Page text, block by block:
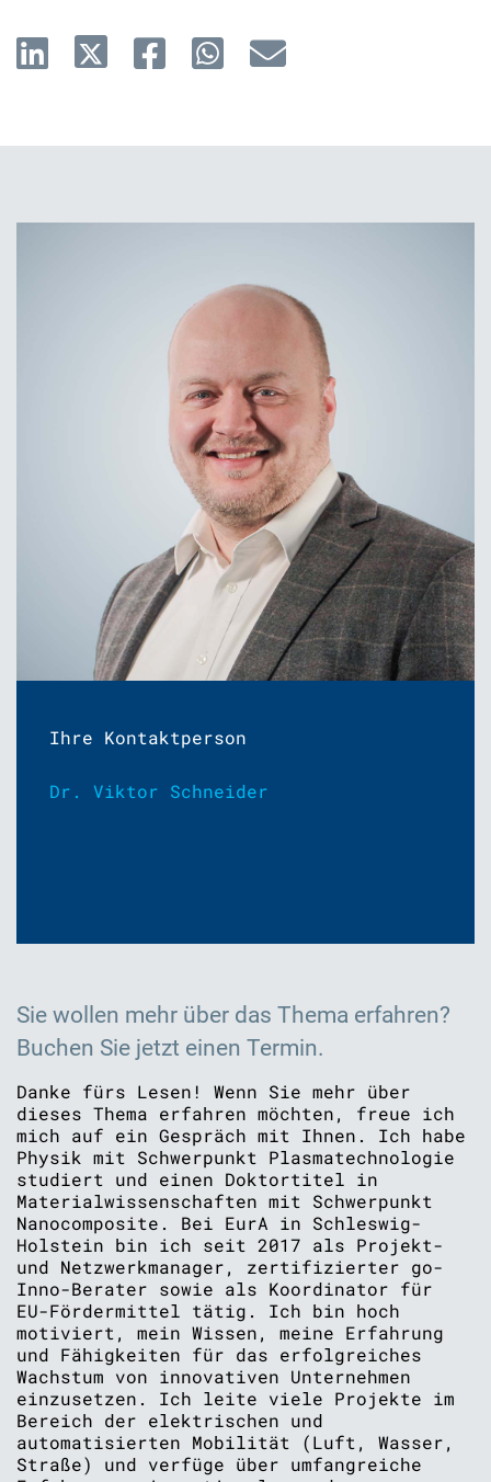
Ihre Kontaktperson
Dr. Viktor Schneider
Sie wollen mehr über das Thema erfahren?
Buchen Sie jetzt einen Termin.
Danke fürs Lesen! Wenn Sie mehr über
dieses Thema erfahren möchten, freue ich
mich auf ein Gespräch mit Ihnen. Ich habe
Physik mit Schwerpunkt Plasmatechnologie
studiert und einen Doktortitel in
Materialwissenschaften mit Schwerpunkt
Nanocomposite. Bei EurA in Schleswig-
Holstein bin ich seit 2017 als Projekt-
und Netzwerkmanager, zertifizierter go-
Inno-Berater sowie als Koordinator für
EU-Fördermittel tätig. Ich bin hoch
motiviert, mein Wissen, meine Erfahrung
und Fähigkeiten für das erfolgreiches
Wachstum von innovativen Unternehmen
einzusetzen. Ich leite viele Projekte im
Bereich der elektrischen und
automatisierten Mobilität (Luft, Wasser,
Straße) und verfüge über umfangreiche